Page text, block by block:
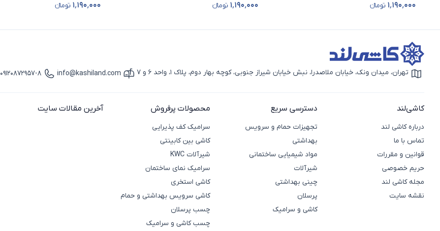
۱٬۱۹۰٬۰۰۰ تومانء
قیمت محصول
۱٬۱۹۰٬۰۰۰ تومانء
قیمت محصول
۱٬۱۹۰٬۰۰۰ تومانء
قیمت محصول
آیکون نقشه
تهران، میدان ونک، خیابان ملاصدرا، نبش خیابان شیراز جنوبی، کوچه بهار دوم، پلاک 1، واحد 6 و 7
آیکون ایمیل
info@kashiland.com
آیکون تماس
09120872957-8
کاشی‌لند
درباره کاشی لند
تماس با ما
قوانین و مقررات
حریم خصوصی
مجله کاشی لند
نقشه سایت
دسترسی سریع
تجهیزات حمام و سرویس
بهداشتی
مواد شیمیایی ساختمانی
شیرآلات
چینی بهداشتی
پرسلان
کاشی و سرامیک
محصولات پرفروش
سرامیک کف پذیرایی
کاشی بین کابینتی
شیرآلات KWC
سرامیک نمای ساختمان
کاشی استخری
کاشی سرویس بهداشتی و حمام
چسب پرسلان
چسب کاشی و سرامیک
آخرین مقالات سایت